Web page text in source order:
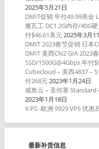
2025年5月21日
DMIT促销 年付49.99美金
搬瓦工 DC1 2G内存/40G
付$46.61美元2025年3月
DMIT 2023春节促销 日本
DMIT 美西CN2 GIA 2023
SSD/1500G@4Gbps 年付
Cubecloud – 美西4837 –
付268元2023年1月24日
咸鱼云 – 圣何塞 Standard
2023年1月18日
V.PS -欧洲 9929 VPS 优惠
最新补货信息